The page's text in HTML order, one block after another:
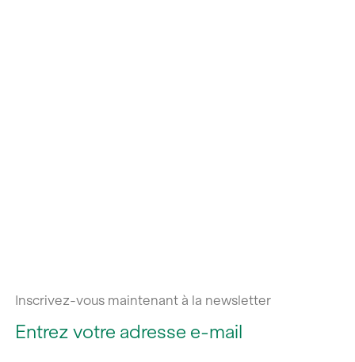
Inscrivez-vous maintenant à la newsletter